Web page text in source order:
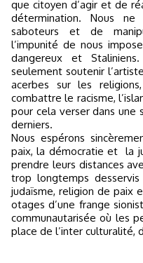
que citoyen d’agir et de
détermination. Nous
saboteurs et de
l’impunité de nous
dangereux et
seulement soutenir
acerbes sur les
combattre le racisme,
pour cela verser dans une
derniers.
Nous espérons
paix, la démocratie et la
prendre leurs distances
trop longtemps
judaïsme, religion de paix
otages d’une frange
communautarisée où les
place de l’inter culturalité,